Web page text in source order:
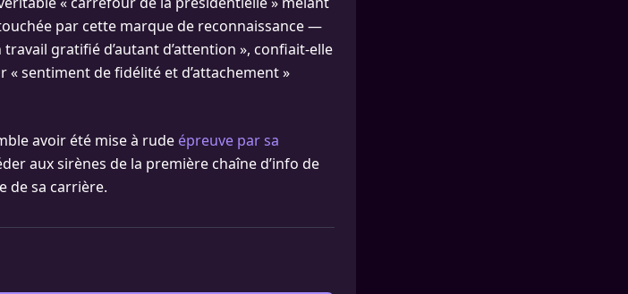
par cette marque de reconnaissance —
gratifié d’autant d’attention », confiait-elle
sentiment de fidélité et d’attachement »
avoir été mise à rude épreuve par sa
aux sirènes de la première chaîne d’info de
de sa carrière.